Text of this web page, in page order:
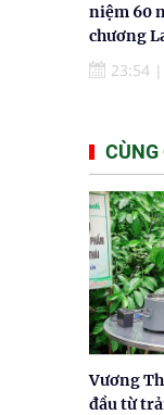
niệm 60
chương
23:54 |
CÙNG
Vương
đầu từ